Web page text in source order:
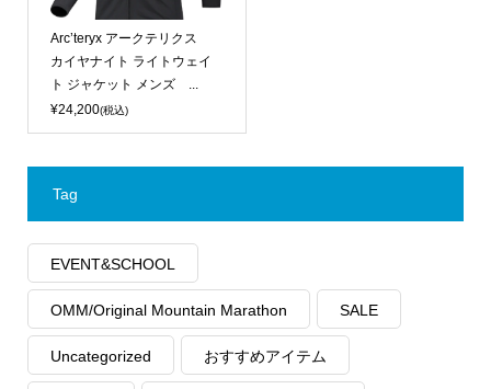
Arc’teryx アークテリクス
カイヤナイト ライトウェイ
ト ジャケット メンズ ...
¥24,200(税込)
Tag
EVENT&SCHOOL
OMM/Original Mountain Marathon SALE
Uncategorized おすすめアイテム